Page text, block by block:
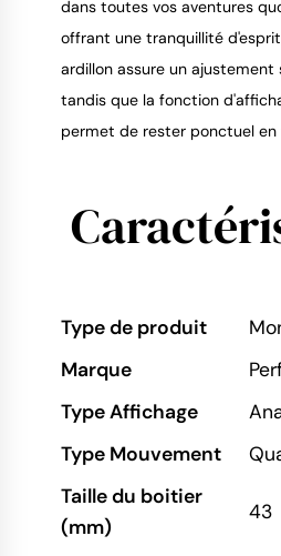
dans toutes vos aventures
offrant une tranquillité
ardillon assure un ajustement
tandis que la fonction
permet de rester ponctuel en
Type de produit
Marque
Type Affichage
Type Mouvement
Taille du boitier
(mm)
43